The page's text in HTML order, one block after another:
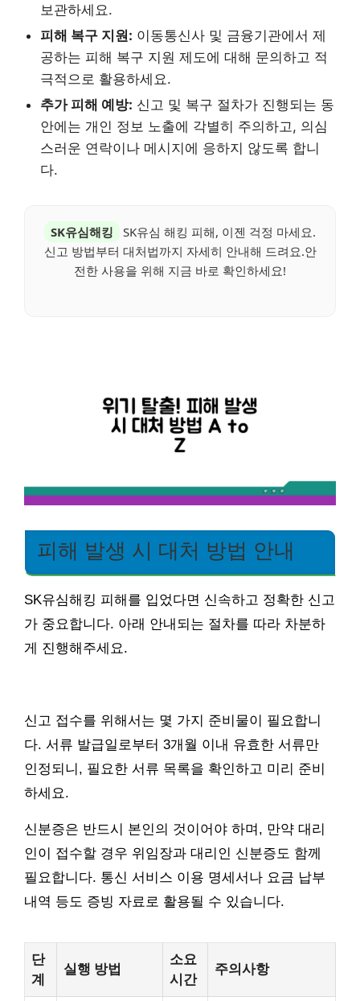
보관하세요.
피해 복구 지원: 이동통신사 및 금융기관에서 제
공하는 피해 복구 지원 제도에 대해 문의하고 적
극적으로 활용하세요.
추가 피해 예방: 신고 및 복구 절차가 진행되는 동
안에는 개인 정보 노출에 각별히 주의하고, 의심
스러운 연락이나 메시지에 응하지 않도록 합니
다.
SK유심해킹
SK유심 해킹 피해, 이젠 걱정 마세요.
신고 방법부터 대처법까지 자세히 안내해 드려요.안
전한 사용을 위해 지금 바로 확인하세요!
피해 발생 시 대처 방법 안내
SK유심해킹 피해를 입었다면 신속하고 정확한 신고
가 중요합니다. 아래 안내되는 절차를 따라 차분하
게 진행해주세요.
신고 접수를 위해서는 몇 가지 준비물이 필요합니
다. 서류 발급일로부터 3개월 이내 유효한 서류만
인정되니, 필요한 서류 목록을 확인하고 미리 준비
하세요.
신분증은 반드시 본인의 것이어야 하며, 만약 대리
인이 접수할 경우 위임장과 대리인 신분증도 함께
필요합니다. 통신 서비스 이용 명세서나 요금 납부
내역 등도 증빙 자료로 활용될 수 있습니다.
단
계
실행 방법
소요
시간
주의사항